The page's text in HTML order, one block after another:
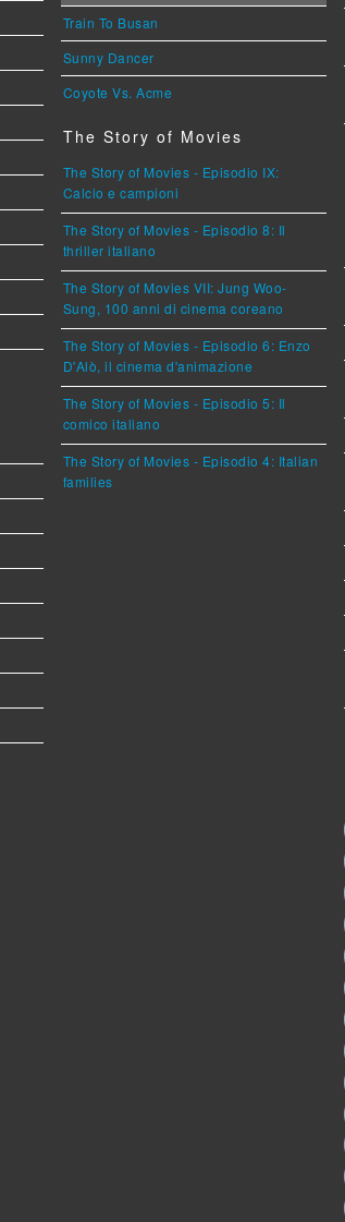
Train To Busan
Sunny Dancer
Coyote Vs. Acme
The Story of Movies
The Story of Movies - Episodio IX:
Calcio e campioni
The Story of Movies - Episodio 8: Il
thriller italiano
The Story of Movies VII: Jung Woo-
Sung, 100 anni di cinema coreano
The Story of Movies - Episodio 6: Enzo
D'Alò, il cinema d'animazione
The Story of Movies - Episodio 5: Il
comico italiano
The Story of Movies - Episodio 4: Italian
families